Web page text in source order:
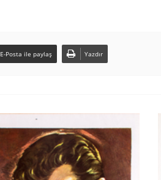
E-Posta ile paylaş Yazdır